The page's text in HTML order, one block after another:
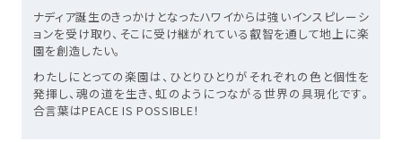
ナディア誕生のきっかけとなったハワイからは強いインスピレーシ
ョンを受け取り、そこに受け継がれている叡智を通して地上に楽
園を創造したい。
わたしにとっての楽園は、ひとりひとりがそれぞれの色と個性を
発揮し、魂の道を生き、虹のようにつながる世界の具現化です。
合言葉はPEACE IS POSSIBLE！